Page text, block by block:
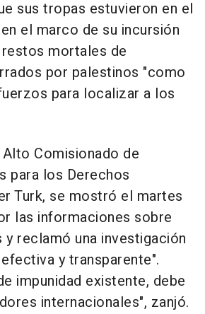
sus tropas estuvieron en el
el marco de su incursión
mortales de
por palestinos "como
para localizar a los
Comisionado de
para los Derechos
Turk, se mostró el martes
las informaciones sobre
reclamó una investigación
y transparente".
impunidad existente, debe
internacionales", zanjó.